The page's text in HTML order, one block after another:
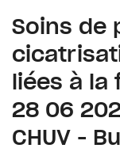
Soins de
liées à la
28 06
CHUV -